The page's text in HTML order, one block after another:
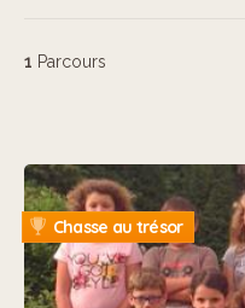
1 Parcours
Chasse au trésor